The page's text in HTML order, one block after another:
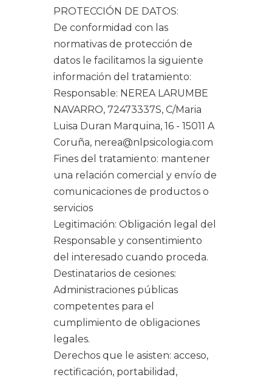
PROTECCIÓN DE DATOS:
De conformidad con las
normativas de protección de
datos le facilitamos la siguiente
información del tratamiento:
Responsable: NEREA LARUMBE
NAVARRO, 72473337S, C/Maria
Luisa Duran Marquina, 16 - 15011 A
Coruña, nerea@nlpsicologia.com
Fines del tratamiento: mantener
una relación comercial y envío de
comunicaciones de productos o
servicios
Legitimación: Obligación legal del
Responsable y consentimiento
del interesado cuando proceda.
Destinatarios de cesiones:
Administraciones públicas
competentes para el
cumplimiento de obligaciones
legales.
Derechos que le asisten: acceso,
rectificación, portabilidad,